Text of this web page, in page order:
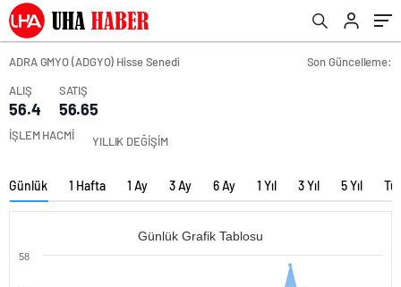
ADRA GMYO (ADGYO) Hisse Senedi
Son Güncelleme:
ALIŞ
56.4
SATIŞ
56.65
İŞLEM HACMİ YILLIK DEĞİŞİM
Günlük 1 Hafta 1 Ay 3 Ay 6 Ay 1 Yıl 3 Yıl 5 Yıl
Günlük Grafik Tablosu
58